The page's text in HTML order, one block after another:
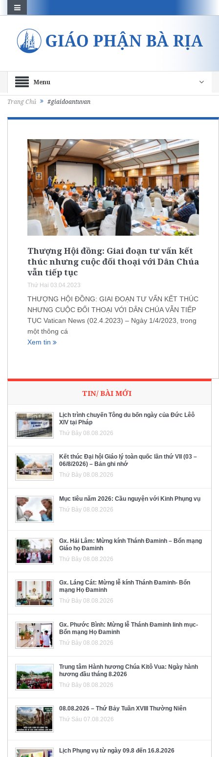
Menu
Trang Chủ #giaidoantuvan
Thượng Hội đồng: Giai đoạn tư vấn kết
thúc nhưng cuộc đối thoại với Dân Chúa
vẫn tiếp tục
Thứ Hai 03.04.2023
THƯỢNG HỘI ĐỒNG: GIAI ĐOẠN TƯ VẤN KẾT THÚC
NHƯNG CUỘC ĐỐI THOẠI VỚI DÂN CHÚA VẪN TIẾP
TỤC Vatican News (02.4.2023) – Ngày 1/4/2023, trong
một thông cá
Xem tin
TIN/ BÀI MỚI
Lịch trình chuyến Tông du bốn ngày của Đức Lêô
XIV tại Pháp
Thứ Bảy 08.08.2026
Kết thúc Đại hội Giáo lý toàn quốc lần thứ VII (03 –
06/8/2026) – Bản ghi nhớ
Thứ Bảy 08.08.2026
Mục tiêu năm 2026: Cầu nguyện với Kinh Phụng vụ
Thứ Bảy 08.08.2026
Gx. Hải Lâm: Mừng kính Thánh Đaminh – Bổn mạng
Giáo họ Đaminh
Thứ Bảy 08.08.2026
Gx. Láng Cát: Mừng lễ kính Thánh Đaminh- Bổn
mạng Họ Đaminh
Thứ Bảy 08.08.2026
Gx. Phước Bình: Mừng lễ Thánh Đaminh linh mục-
Bổn mạng Họ Đaminh
Thứ Bảy 08.08.2026
Trung tâm Hành hương Chúa Kitô Vua: Ngày hành
hương đầu tháng 8.2026
Thứ Bảy 08.08.2026
08.08.2026 – Thứ Bảy Tuần XVIII Thường Niên
Thứ Sáu 07.08.2026
Lịch Phụng vụ từ ngày 09.8 đến 16.8.2026